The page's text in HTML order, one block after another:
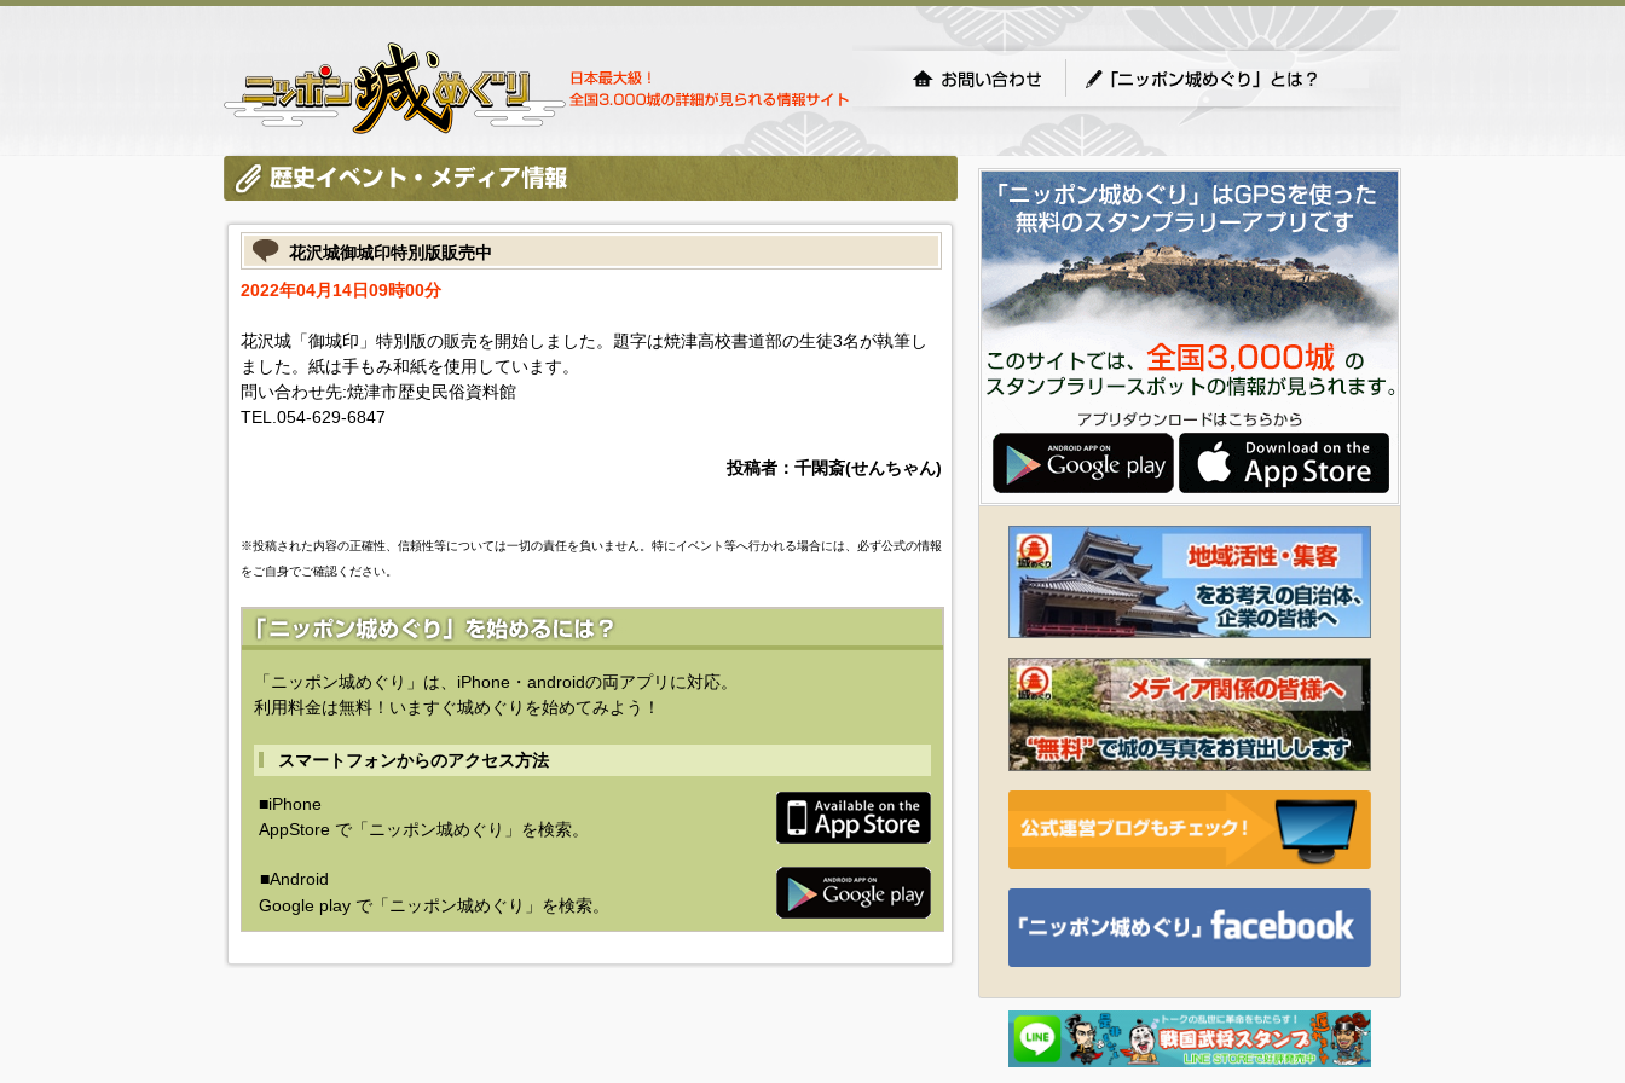
花沢城御城印特別版販売中
2022年04月14日09時00分
花沢城「御城印」特別版の販売を開始しました。題字は焼津高校書道部の生徒3名が執筆し
ました。紙は手もみ和紙を使用しています。
問い合わせ先:焼津市歴史民俗資料館
TEL.054-629-6847
投稿者：千閑斎(せんちゃん)
※投稿された内容の正確性、信頼性等については一切の責任を負いません。特にイベント等へ行かれる場合には、必ず公式の情報
をご自身でご確認ください。
「ニッポン城めぐり」は、iPhone・androidの両アプリに対応。
利用料金は無料！いますぐ城めぐりを始めてみよう！
スマートフォンからのアクセス方法
■iPhone
AppStore で「ニッポン城めぐり」を検索。
■Android
Google play で「ニッポン城めぐり」を検索。